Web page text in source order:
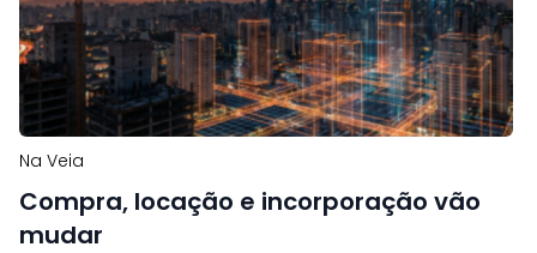
Na Veia
Compra, locação e incorporação vão
mudar